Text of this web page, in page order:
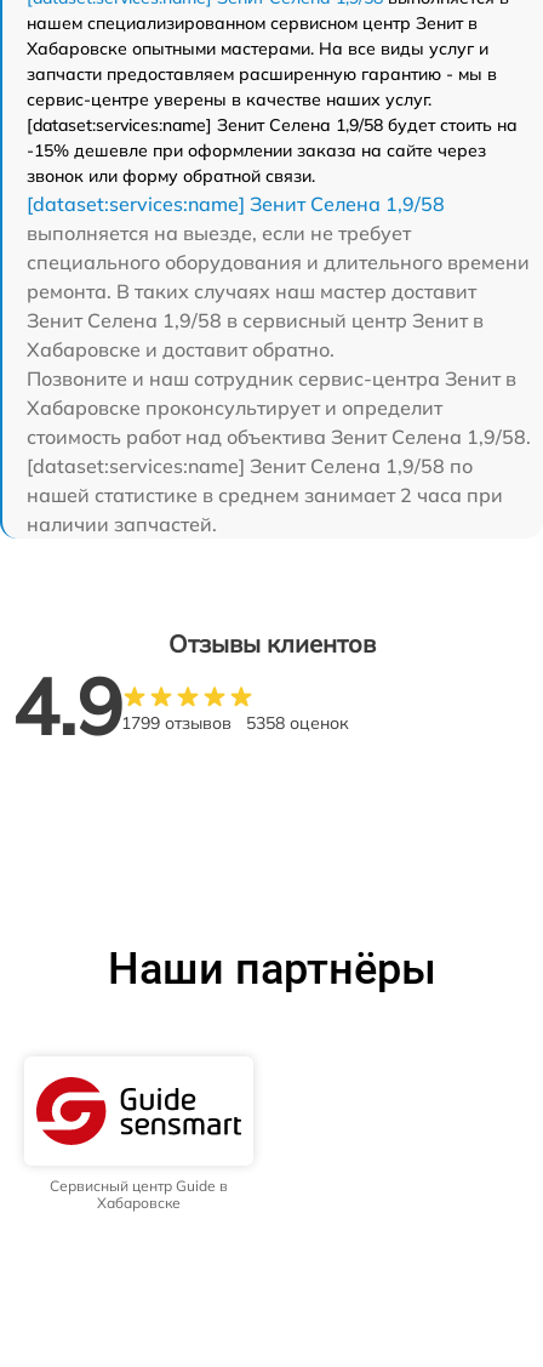
нашем специализированном сервисном центр Зенит в
Хабаровске опытными мастерами. На все виды услуг и
запчасти предоставляем расширенную гарантию - мы в
сервис-центре уверены в качестве наших услуг.
[dataset:services:name] Зенит Селена 1,9/58 будет стоить на
-15% дешевле при оформлении заказа на сайте через
звонок или форму обратной связи.
[dataset:services:name] Зенит Селена 1,9/58
выполняется на выезде, если не требует
специального оборудования и длительного времени
ремонта. В таких случаях наш мастер доставит
Зенит Селена 1,9/58 в сервисный центр Зенит в
Хабаровске и доставит обратно.
Позвоните и наш сотрудник сервис-центра Зенит в
Хабаровске проконсультирует и определит
стоимость работ над объектива Зенит Селена 1,9/58.
[dataset:services:name] Зенит Селена 1,9/58 по
нашей статистике в среднем занимает 2 часа при
наличии запчастей.
Отзывы клиентов
4.91799 отзывов 5358 оценок
Наши партнёры
Сервисный центр Guide в
Хабаровске